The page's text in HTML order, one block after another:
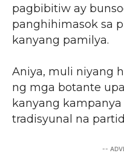
pagbibitiw ay
panghihimasok sa
kanyang pamilya.
Aniya, muli niyang
ng mga botante
kanyang
tradisyunal na
--